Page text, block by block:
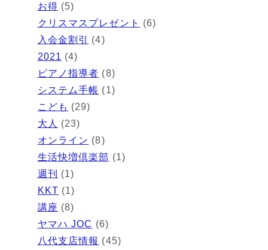
お得 (5)
クリスマスプレゼント
(6)
入会金割引
(4)
2021 (4)
ピアノ指導者 (8)
システム手帳 (1)
こども (29)
大人
(23)
オンライン (8)
生活快増倶楽部 (1)
週刊
(1)
KKT (1)
講座 (8)
ヤマハ JOC (6)
八代支店情報 (45)